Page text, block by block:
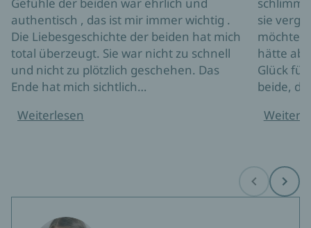
authentisch , das ist mir immer wichtig .
Die Liebesgeschichte der beiden hat mich
total überzeugt. Sie war nicht zu schnell
und nicht zu plötzlich geschehen. Das
Ende hat mich sichtlich…
Weiterlesen
sie
möchte
hätte
Glück
beide,
Before Next